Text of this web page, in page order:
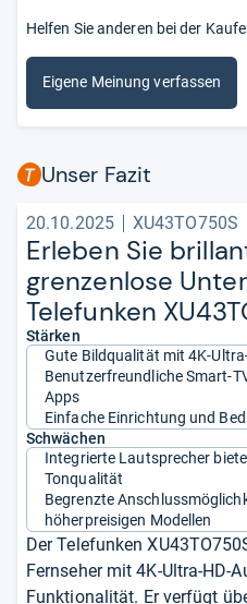
Helfen Sie anderen bei der
Eigene Meinung verfassen
Unser Fazit
20.10.2025 XU43TO750S
Erle­ben Sie
gren­zen­lose
Tele­fun­ken
Stärken
Gute Bildqualität mit 4K-
Benutzerfreundliche Smart-
Apps
Einfache Einrichtung und
Schwächen
Integrierte Lautsprecher
Tonqualität
Begrenzte
höherpreisigen Modellen
Der Telefunken
Fernseher mit 4K-Ultra-HD-
Funktionalität. Er verfügt